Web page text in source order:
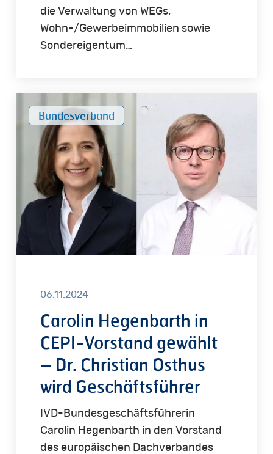
die Verwaltung von WEGs,
Wohn-/Gewerbeimmobilien sowie
Sondereigentum…
Hegenbarth
CEPI-
Vorstand
gewählt
Dr.
Christian
Osthus
Geschäftsführer
Bundesverband
06.11.2024
Carolin Hegenbarth in
CEPI-Vorstand gewählt
– Dr. Christian Osthus
wird Geschäftsführer
IVD-Bundesgeschäftsführerin
Carolin Hegenbarth in den Vorstand
des europäischen Dachverbandes